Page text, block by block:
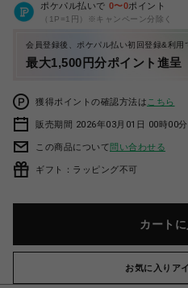
ポケパル払いで 0〜0ポイント
（1P=1円）※キャンペーン分除く
会員登録後、ポケパル払い初回登録&利用
最大1,500円分ポイント進呈
獲得ポイントの確認方法は こちら
販売期間 2026年03月01日 00時00
この商品について問い合わせる
ギフト：ラッピング不可
カート
お気に入りア